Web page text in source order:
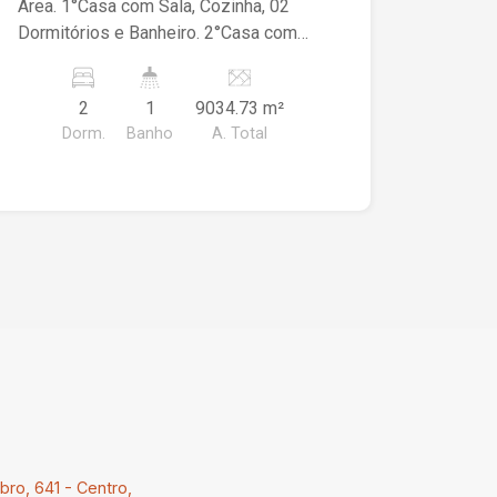
Área. 1°Casa com Sala, Cozinha, 02
Dormitórios e Banheiro. 2°Casa com
Banheiro.
2
Dorm.
1
Banho
9034.73 m²
A. Total
641 - Centro,